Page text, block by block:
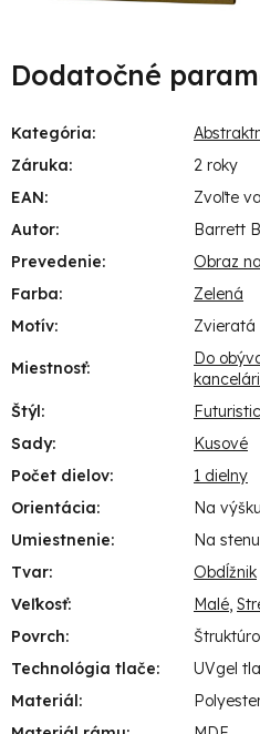
Dodatočné
Kategória:
Záruka:
2 roky
EAN:
Zvoľte
Autor:
Barrett
Prevedenie:
Obraz
Farba:
Zelená
Motív: Zvieratá
Miestnosť: Do
Štýl:
Sady:
Kusové
Počet dielov:
1 dielny
Orientácia:
Na výšku
Umiestnenie:
Na stenu
Tvar:
Obdĺžnik
Veľkosť: Malé,
Povrch:
Technológia tlače:
UVgel
Materiál: